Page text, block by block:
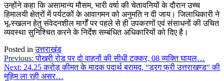
उन्होंने कहा कि असामान्य मौसम, भारी वर्षा की चेतावनियों के दौरान उच्च
हिमालयी क्षेत्रों में पर्यटकों के आवागमन को अनुमति न दी जाय। जिलाधिकारी ने
भू-स्खलन हेतु संवेदनशील मार्गों पर पहले से ही उपकरणों एवं संसाधनों की उचित
व्यवस्था सुनिश्चित करने के निर्देश सम्बंधित अधिकारियों को दिए है।
Posted inउत्तराखंड
Post
navigation
Previous: पोखरी रोड पर दो वाहनों की सीधी टक्कर, 08 व्यक्ति घायल…
Next: 24.25 करोड़ कीमत के मादक पदार्थ बरामद, “ड्रग फ्री उत्तराखण्ड“ की
मुहिम ला रही असर…